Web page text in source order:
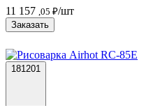
11 157 ,05 ₽/шт
Заказать
181201